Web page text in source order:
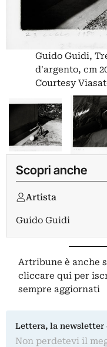
Guido Guidi,
d'argento, cm
Courtesy
Scopri anche
Artista
Guido Guidi
Artribune è anche
cliccare qui per
sempre aggiornati
Lettera, la newsletter
Non perdetevi il